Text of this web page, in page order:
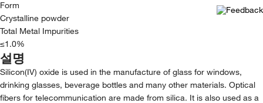
Form
Crystalline powder
Total Metal Impurities
≤1.0%
설명
Silicon(IV) oxide is used in the manufacture of glass for windows,
drinking glasses, beverage bottles and many other materials. Optical
fibers for telecommunication are made from silica. It is also used as a